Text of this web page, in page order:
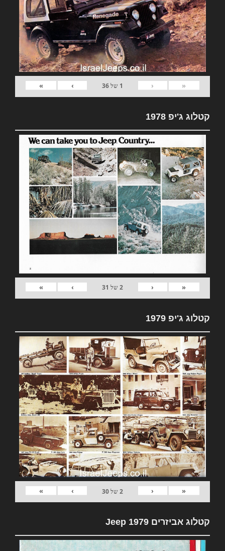
«
‹
1 של36
›
»
קטלוג ג'יפ 1978
«
‹
2של 31
›
»
קטלוג ג'יפ 1979
«
‹
2של30
›
»
קטלוג אביזרים 1979 Jeep